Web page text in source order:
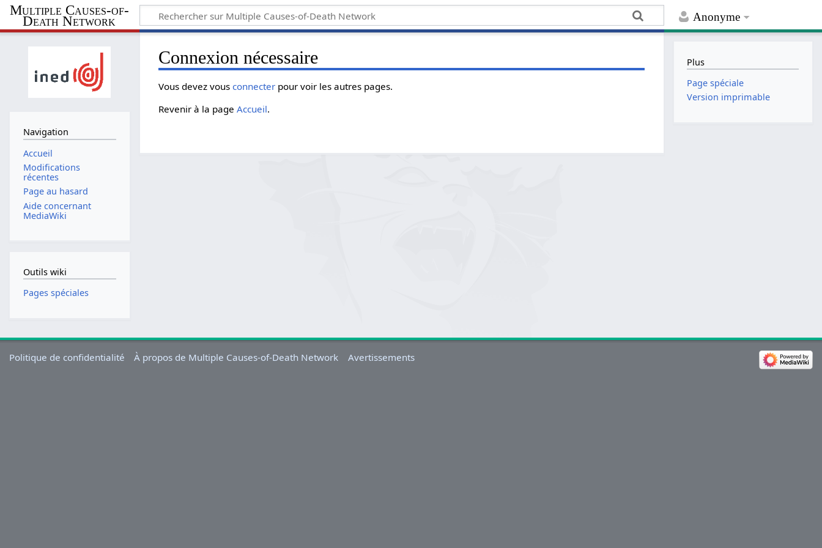
Anonyme
Multiple Causes-of-
Death Network
Connexion nécessaire
Vous devez vousconnecter pour voir les autres pages.
Revenir à la pageAccueil.
Navigation
Accueil
Modifications
récentes
Page au hasard
Aide concernant
MediaWiki
Outils wiki
Pages spéciales
Plus
Page spéciale
Version imprimable
Politique de confidentialité À propos de Multiple Causes-of-Death Network Avertissements